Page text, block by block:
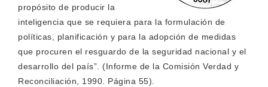
propósito de producir la
inteligencia que se requiera para la formulación de
políticas, planificación y para la adopción de medidas
que procuren el resguardo de la seguridad nacional y el
desarrollo del país”. (Informe de la Comisión Verdad y
Reconciliación, 1990. Página 55).